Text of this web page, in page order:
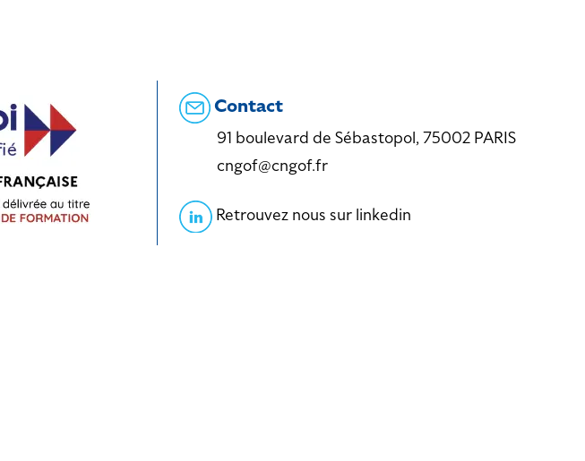
Contact
91 boulevard de Sébastopol, 75002 PARIS
cngof@cngof.fr
Retrouvez nous sur linkedin